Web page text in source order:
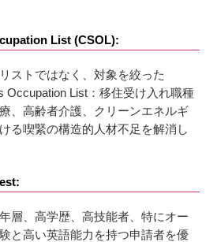
List (CSOL):
ストではなく、対象を絞った
Occupation List：移住受け入れ職種
、高齢者介護、クリーンエネルギ
る喫緊の構造的人材不足を解消し
層、高学歴、高技能者、特にオー
と高い英語能力を持つ申請者を優